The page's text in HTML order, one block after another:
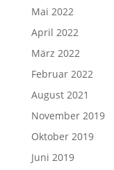
Mai 2022
April 2022
März 2022
Februar 2022
August 2021
November 2019
Oktober 2019
Juni 2019